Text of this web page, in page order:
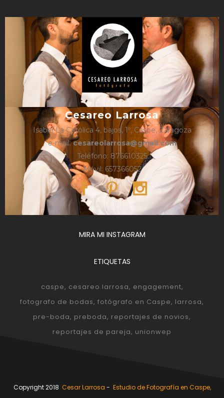
Cesareo Larrosa
Isabel La Católica 4, bajos, 1º, Caspe, Zaragoza
e-mail:cesareolarrosa@gmail.com
Teléfono: 876610325
Móvil: 657366052
MIRA MI INSTAGRAM
ETIQUETAS
caspe cesareo larrosa engagement
fotografo de bodas fotógrafo en Caspe larrosa
pre-boda preboda reportajes de novios
reportajes de pareja unionwep
Copyright 2018 Cesar Larrosa - Estudio de Fotografía en Caspe,